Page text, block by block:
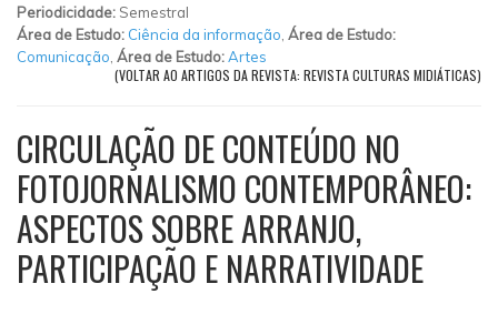
Periodicidade: Semestral
Área de Estudo: Ciência da informação Área de Estudo:
Comunicação Área de Estudo:Artes
(VOLTAR AO ARTIGOS DA REVISTA: REVISTA CULTURAS MIDIÁTICAS)
CIRCULAÇÃO DE CONTEÚDO NO
FOTOJORNALISMO CONTEMPORÂNEO:
ASPECTOS SOBRE ARRANJO,
PARTICIPAÇÃO E NARRATIVIDADE